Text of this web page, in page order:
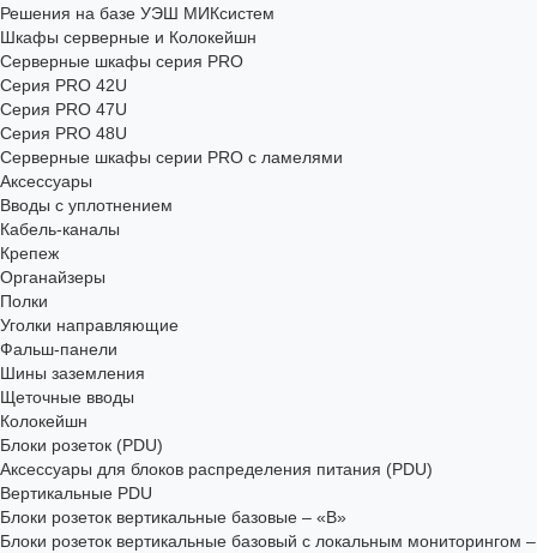
Решения на базе УЭШ МИКсистем
Шкафы серверные и Колокейшн
Серверные шкафы серия PRO
Серия PRO 42U
Серия PRO 47U
Серия PRO 48U
Серверные шкафы серии PRO с ламелями
Аксессуары
Вводы с уплотнением
Кабель-каналы
Крепеж
Органайзеры
Полки
Уголки направляющие
Фальш-панели
Шины заземления
Щеточные вводы
Колокейшн
Блоки розеток (PDU)
Аксессуары для блоков распределения питания (PDU)
Вертикальные PDU
Блоки розеток вертикальные базовые – «В»
Блоки розеток вертикальные базовый с локальным мониторингом –